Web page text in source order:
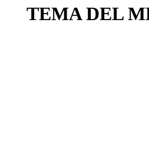
TEMA DEL